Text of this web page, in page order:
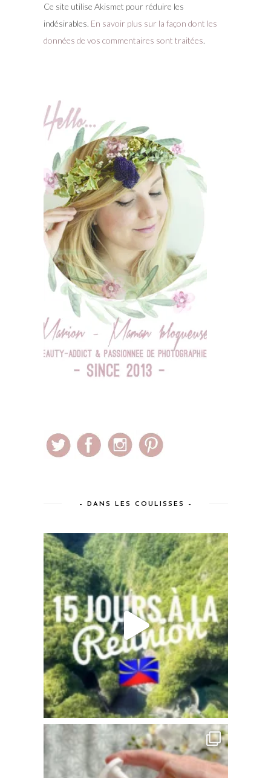
Ce site utilise Akismet pour réduire les
indésirables. En savoir plus sur la façon dont les
données de vos commentaires sont traitées.
– DANS LES COULISSES –